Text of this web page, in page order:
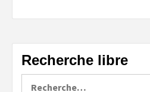
Recherche libre